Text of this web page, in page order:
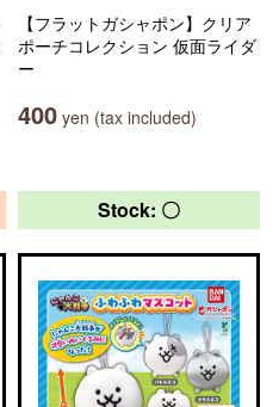
【フラットガシャポン】クリア
ポーチコレクション 仮面ライダ
ー
400 yen (tax included)
Stock: 〇